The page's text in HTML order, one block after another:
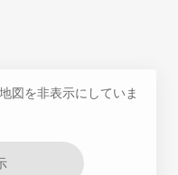
図を非表示にしていま